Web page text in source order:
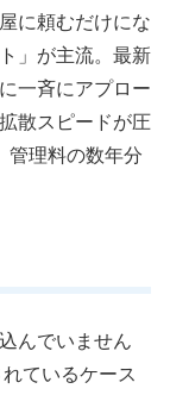
に頼むだけにな
」が主流。最新
一斉にアプロー
散スピードが圧
管理料の数年分
んでいません
ているケース